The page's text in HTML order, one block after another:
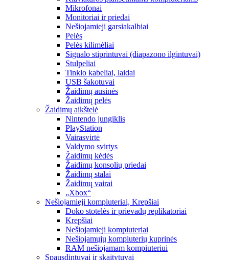
Mikrofonai
Monitoriai ir priedai
Nešiojamieji garsiakalbiai
Pelės
Pelės kilimėliai
Signalo stiprintuvai (diapazono ilgintuvai)
Stulpeliai
Tinklo kabeliai, laidai
USB šakotuvai
Žaidimų ausinės
Žaidimų pelės
Žaidimų aikštelė
Nintendo jungiklis
PlayStation
Vairasvirtė
Valdymo svirtys
Žaidimų kėdės
Žaidimų konsolių priedai
Žaidimų stalai
Žaidimų vairai
„Xbox“
Nešiojamieji kompiuteriai, Krepšiai
Doko stotelės ir prievadų replikatoriai
Krepšiai
Nešiojamieji kompiuteriai
Nešiojamųjų kompiuterių kuprinės
RAM nešiojamam kompiuteriui
Spausdintuvai ir skaitytuvai